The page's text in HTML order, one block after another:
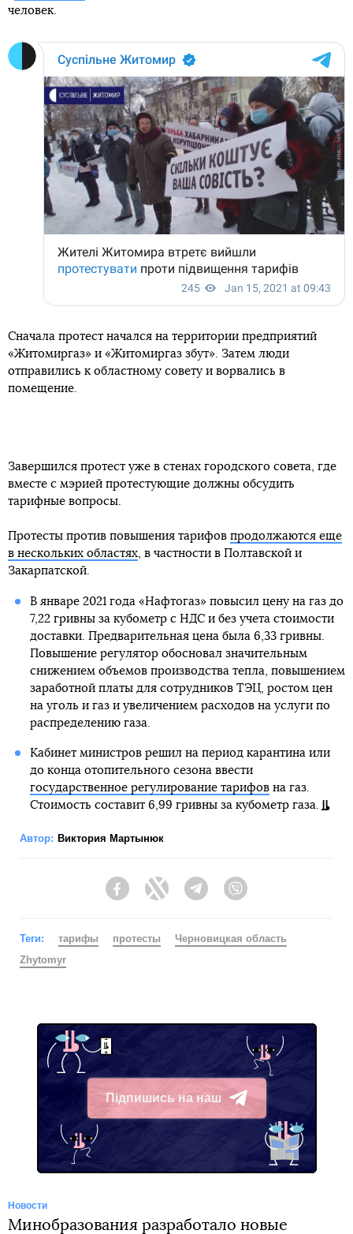
человек.
Сначала протест начался на территории предприятий
«Житомиргаз» и «Житомиргаз збут». Затем люди
отправились к областному совету и ворвались в
помещение.
Завершился протест уже в стенах городского совета, где
вместе с мэрией протестующие должны обсудить
тарифные вопросы.
Протесты против повышения тарифов продолжаются еще
в нескольких областях, в частности в Полтавской и
Закарпатской.
В январе 2021 года «Нафтогаз» повысил цену на газ до
7,22 гривны за кубометр с НДС и без учета стоимости
доставки. Предварительная цена была 6,33 гривны.
Повышение регулятор обосновал значительным
снижением объемов производства тепла, повышением
заработной платы для сотрудников ТЭЦ, ростом цен
на уголь и газ и увеличением расходов на услуги по
распределению газа.
Кабинет министров решил на период карантина или
до конца отопительного сезона ввести
государственное регулирование тарифовна газ.
Стоимость составит 6,99 гривны за кубометр газа.
Автор: Виктория Мартынюк
FacebookTwitter Telegram
Теги: тарифы протесты
Черновицкая область
Zhytomyr
Підпишись на наш
Telegram
Новости
Минобразования разработало новые